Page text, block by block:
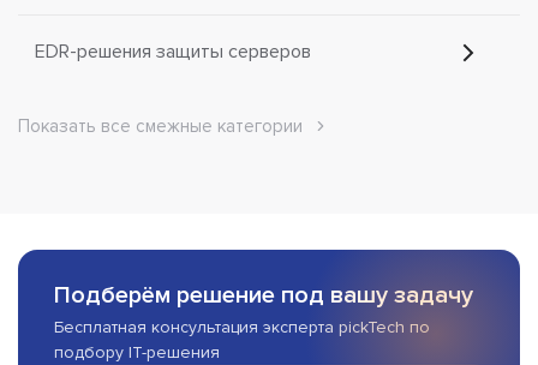
EDR-решения защиты серверов
Показать все смежные категории
Подберём решение под вашу задачу
Бесплатная консультация эксперта pickTech по
подбору IT-решения